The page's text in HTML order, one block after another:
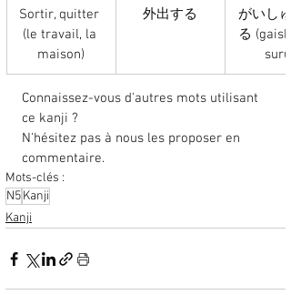
Sortir, quitter
(le travail, la
maison)
外出する
がいしゅ
る
suru)
Connaissez-vous d'autres mots utilisant
ce kanji ?
N'hésitez pas à nous les proposer en
commentaire.
Mots-clés :
N5Kanji
Kanji